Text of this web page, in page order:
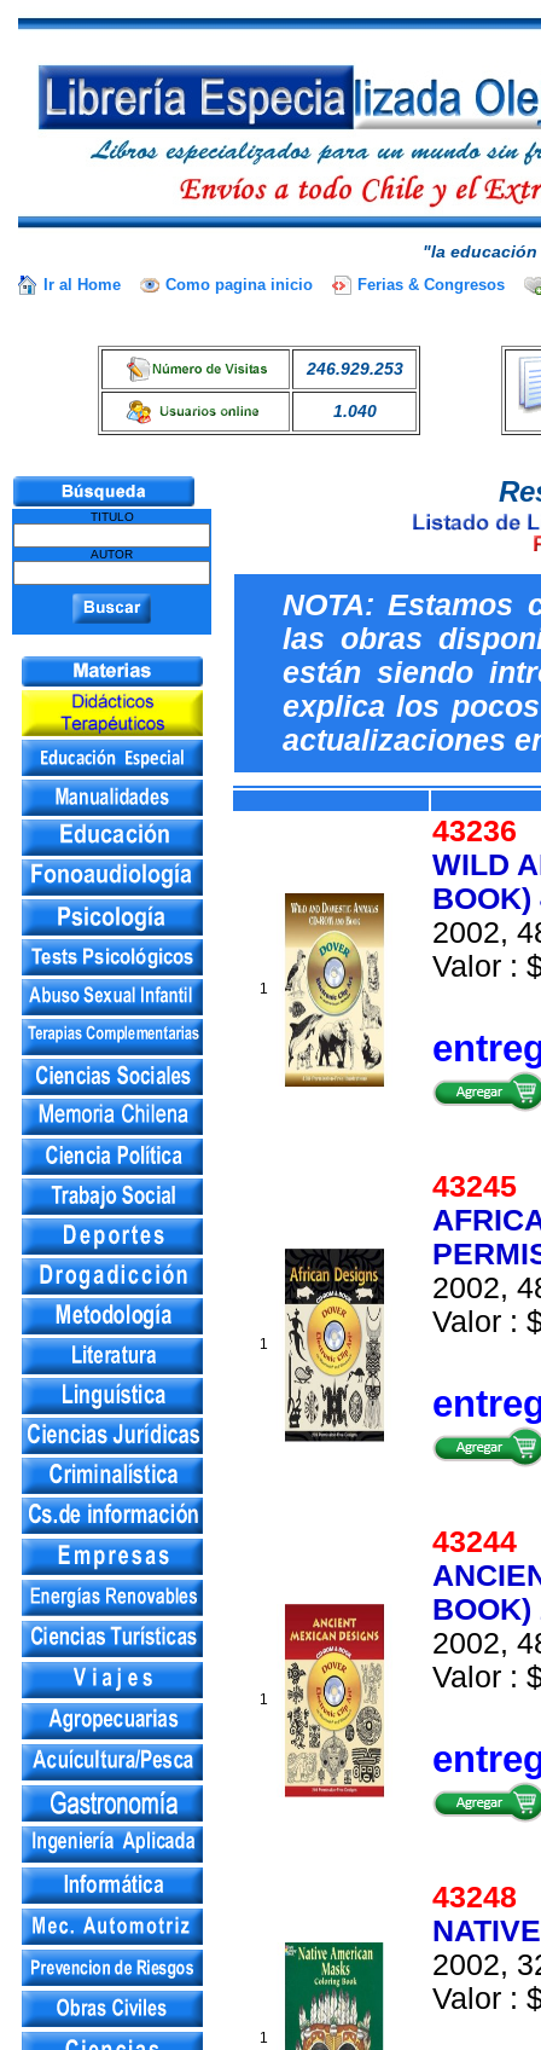
"la
Ir al Home Como pagina inicio Ferias & Congresos
246.929.253
1.040
TITULO
AUTOR
NOTA: Estamos
las obras
están siendo
explica los
actualizaciones
1
43236
WILD
BOOK)
2002,
Valor :
1
43245
2002,
Valor :
1
43244
BOOK)
2002,
Valor :
1
43248
2002,
Valor :